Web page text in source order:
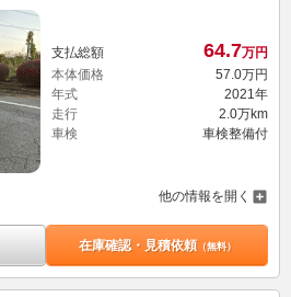
支払総額 64.7万円
本体価格
57.0万円
年式
2021年
走行
2.0万km
車検
車検整備付
他の情報を開く
在庫確認・見積依頼（無料）